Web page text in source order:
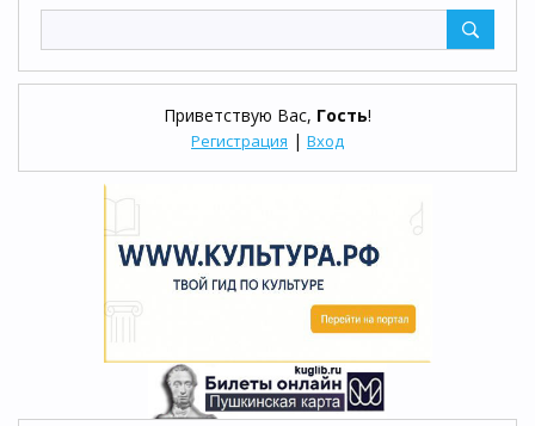
Приветствую Вас, Гость!
Регистрация | Вход